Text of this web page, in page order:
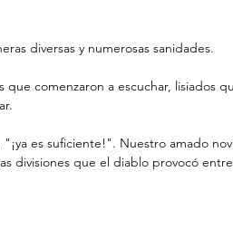
diversas y numerosas sanidades.
divisiones que el diablo provocó entre